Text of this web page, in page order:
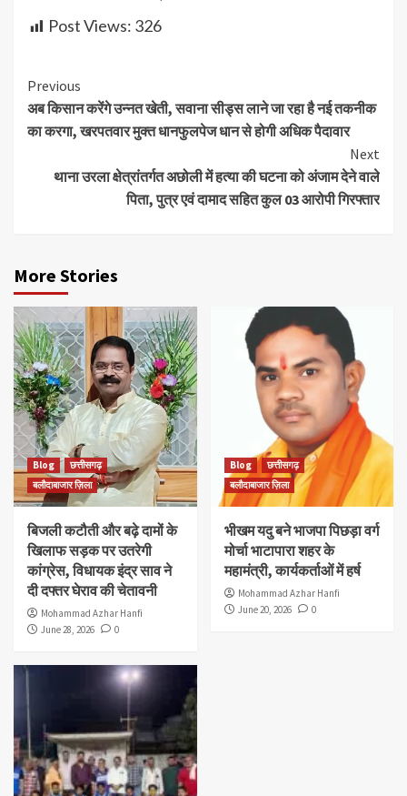
Post Views: 326
Continue
Reading
Previous
अब किसान करेंगे उन्नत खेती, सवाना सीड्स लाने जा रहा है नई तकनीक
का करगा, खरपतवार मुक्त धानफुलपेज धान से होगी अधिक पैदावार
Next
थाना उरला क्षेत्रांतर्गत अछोली में हत्या की घटना को अंजाम देने वाले
पिता, पुत्र एवं दामाद सहित कुल 03 आरोपी गिरफ्तार
More Stories
Blog
छत्तीसगढ़
बलौदाबाजार ज़िला
बिजली कटौती और बढ़े दामों के
खिलाफ सड़क पर उतरेगी
कांग्रेस, विधायक इंद्र साव ने
दी दफ्तर घेराव की चेतावनी
Mohammad Azhar Hanfi
June 28, 2026
0
Blog
छत्तीसगढ़
बलौदाबाजार ज़िला
भीखम यदु बने भाजपा पिछड़ा वर्ग
मोर्चा भाटापारा शहर के
महामंत्री, कार्यकर्ताओं में हर्ष
Mohammad Azhar Hanfi
June 20, 2026
0